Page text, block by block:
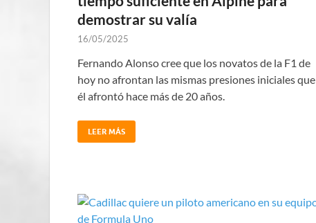
demostrar su valía
16/05/2025
Fernando Alonso cree que los novatos de la F1 de
hoy no afrontan las mismas presiones iniciales que
él afrontó hace más de 20 años.
LEER MÁS